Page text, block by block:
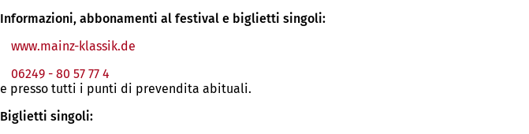
Informazioni, abbonamenti al festival e biglietti singoli:
www.mainz-klassik.de
una
06249 - 80 57 77 4
e presso tutti i punti di prevendita abituali.
Biglietti singoli: